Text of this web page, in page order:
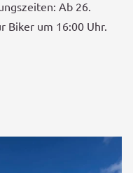
Ab 26.
Biker um 16:00 Uhr.